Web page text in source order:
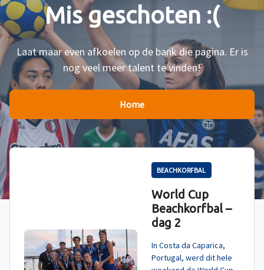
Mis geschoten :(
Laat maar even afkoelen op de bank die pagina. Er is
nog veel meer talent te vinden!
Home
BEACHKORFBAL
World Cup
Beachkorfbal –
dag 2
In Costa da Caparica,
Portugal, werd dit hele